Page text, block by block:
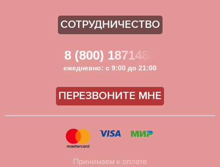
СОТРУДНИЧЕСТВО
8 (800) 1871481
ежедневно: с 9:00 до 21:00
ПЕРЕЗВОНИТЕ МНЕ
Принимаем к оплате